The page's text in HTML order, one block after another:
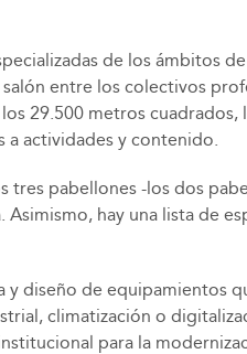
de los ámbitos
entre los colectivos
29.500 metros
a actividades y contenido.
pabellones -los dos
hay una lista de
diseño de equipamientos
climatización o
para la